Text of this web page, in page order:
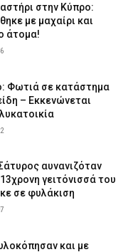
στην Κύπρο:
με μαχαίρι και
άτομα!
Φωτιά σε κατάστημα
– Εκκενώνεται
αυνανιζόταν
γειτόνισσά του
σε φυλάκιση
και με